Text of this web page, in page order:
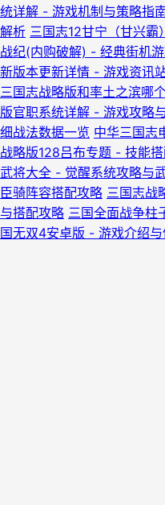
统详解 - 游戏机制与策略指
解析 三国志12甘宁（甘兴
战纪(内购破解) - 经典街机
新版本更新详情 - 游戏资讯
三国志战略版和率土之滨哪
版官职系统详解 - 游戏攻略
细战法数据一览 中华三国志
战略版128吕布专题 - 技能
武将大全 - 觉醒系统攻略与
臣骑阵容搭配攻略 三国志战
与搭配攻略 三国全面战争柱
国无双4安卓版 - 游戏介绍与